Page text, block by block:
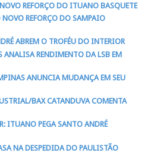
REFORÇO DO ITUANO BASQUETE
REFORÇO DO SAMPAIO
ABREM O TROFÉU DO INTERIOR
ANALISA RENDIMENTO DA LSB EM
ANUNCIA MUDANÇA EM SEU
BAX CATANDUVA COMENTA
ITUANO PEGA SANTO ANDRÉ
NA DESPEDIDA DO PAULISTÃO